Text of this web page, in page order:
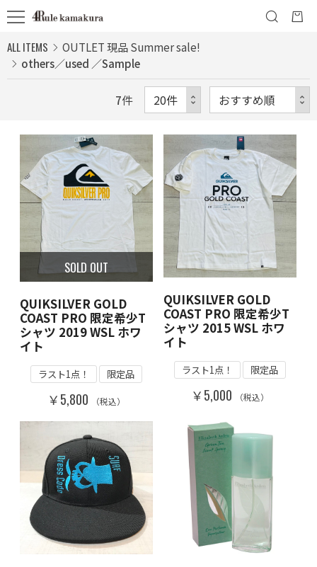
ALL ITEMS
OUTLET 現品 Summer sale!
others／used ／Sample
7件
SOLD OUT
QUIKSILVER GOLD
COAST PRO 限定希少T
シャツ 2019 WSL ホワ
イト
ラスト1点！ 限定品
￥5,800 （税込）
QUIKSILVER GOLD
COAST PRO 限定希少T
シャツ 2015 WSL ホワ
イト
ラスト1点！ 限定品
￥5,000 （税込）